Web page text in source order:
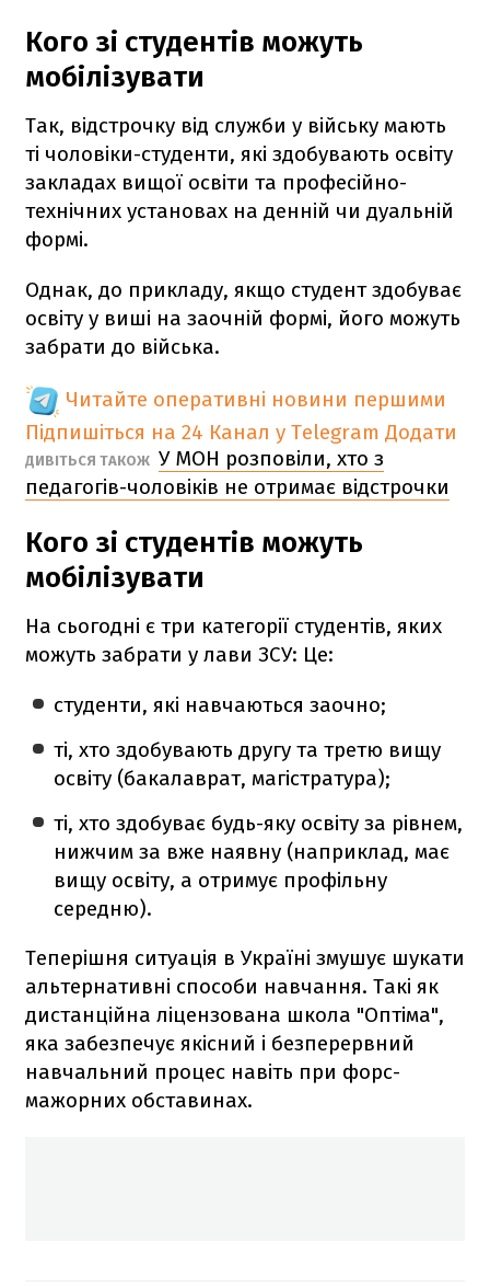
Кого зі студентів можуть
мобілізувати
Так, відстрочку від служби у війську мають
ті чоловіки-студенти, які здобувають освіту
закладах вищої освіти та професійно-
технічних установах на денній чи дуальній
формі.
Однак, до прикладу, якщо студент здобуває
освіту у виші на заочній формі, його можуть
забрати до війська.
Читайте оперативні новини першими
Підпишіться на 24 Канал у Telegram Додати
ДИВІТЬСЯ ТАКОЖ У МОН розповіли, хто з
педагогів-чоловіків не отримає відстрочки
Кого зі студентів можуть
мобілізувати
На сьогодні є три категорії студентів, яких
можуть забрати у лави ЗСУ: Це:
студенти, які навчаються заочно;
ті, хто здобувають другу та третю вищу
освіту (бакалаврат, магістратура);
ті, хто здобуває будь-яку освіту за рівнем,
нижчим за вже наявну (наприклад, має
вищу освіту, а отримує профільну
середню).
Теперішня ситуація в Україні змушує шукати
альтернативні способи навчання. Такі як
дистанційна ліцензована школа "Оптіма",
яка забезпечує якісний і безперервний
навчальний процес навіть при форс-
мажорних обставинах.